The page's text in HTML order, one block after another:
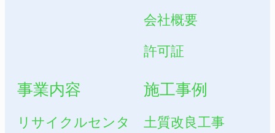
会社概要
許可証
事業内容
リサイクルセンタ
施工事例
土質改良工事